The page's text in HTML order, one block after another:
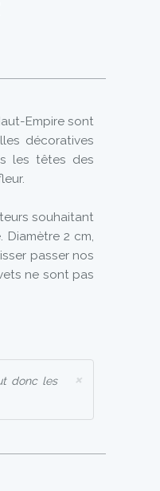
Empire sont
décoratives
les têtes des
souhaitant
Diamètre 2 cm,
passer nos
ne sont pas
×
donc les